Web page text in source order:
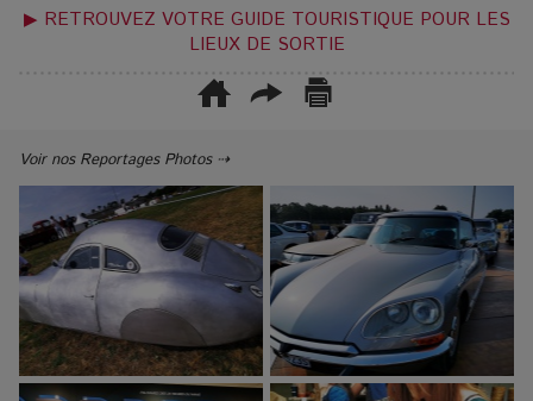
▶ RETROUVEZ VOTRE GUIDE TOURISTIQUE POUR LES
LIEUX DE SORTIE
Voir nos Reportages Photos ⇢